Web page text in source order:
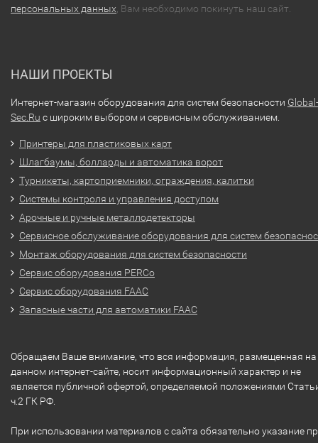
персональных данных , Вам необходимо покинуть наш сайт.
НАШИ ПРОЕКТЫ
Интернет-магазин оборудования для систем безопасности Global-
Sec.Ru с широким выбором и сервисным обслуживанием.
Принтеры для пластиковых карт
Шлагбаумы, болларды и автоматика ворот
Турникеты, картоприемники, ограждения, калитки
Системы контроля и управления доступом
Арочные и ручные металлодетекторы
Сервисное обслуживание оборудования для систем
Монтаж оборудования для систем безопасности
Сервис оборудования PERCo
Сервис оборудования FAAC
Запасные части для автоматики FAAC
Обращаем Ваше внимание, что вся информация, размещенная на
данном интернет-сайте, носит информационный характер и не
является публичной офертой, определяемой положениями
ч.2 ГК РФ.
При использовании материалов с сайта обязательно указание